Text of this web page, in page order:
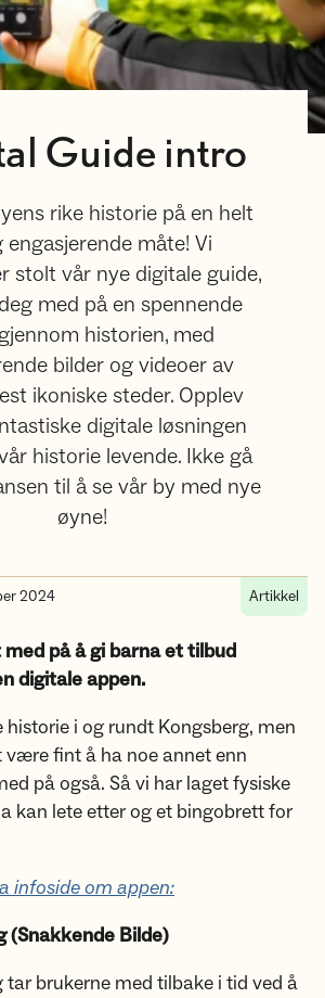
Guide intro
rike historie på en helt
engasjerende måte! Vi
stolt vår nye digitale guide,
med på en spennende
historien, med
bilder og videoer av
ikoniske steder. Opplev
digitale løsningen
historie levende. Ikke gå
til å se vår by med nye
øyne!
2024 Artikkel
på å gi barna et tilbud
digitale appen.
historie i og rundt Kongsberg, men
fint å ha noe annet enn
på også. Så vi har laget fysiske
kan lete etter og et bingobrett for
infoside om appen:
(Snakkende Bilde)
tar brukerne med tilbake i tid ved å